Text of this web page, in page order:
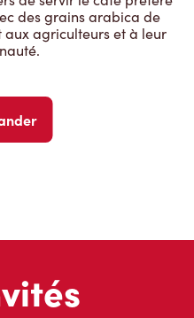
des grains arabica de
agriculteurs et à leur